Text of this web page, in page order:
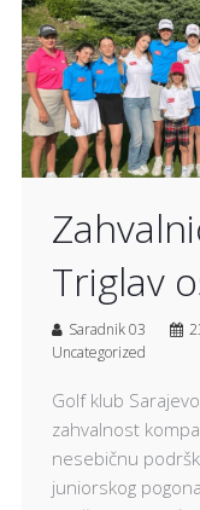
Triglav
Saradnik 03
Uncategorized
Golf klub
zahvalnost
nesebičnu
juniorskog